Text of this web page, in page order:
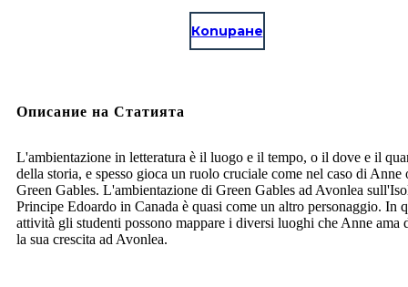
Копиране
Описание на Статията
L'ambientazione in letteratura è il luogo e il tempo, o il dove e il
della storia, e spesso gioca un ruolo cruciale come nel caso di Anne
Green Gables. L'ambientazione di Green Gables ad Avonlea
Principe Edoardo in Canada è quasi come un altro personaggio. In
attività gli studenti possono mappare i diversi luoghi che Anne ama
la sua crescita ad Avonlea.